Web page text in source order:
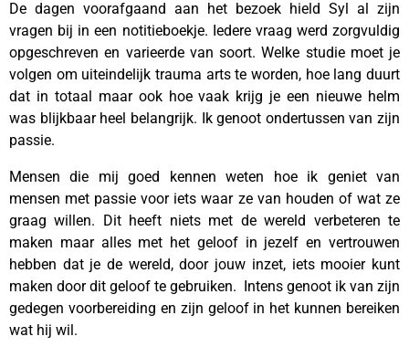
De dagen voorafgaand aan het bezoek hield Syl al zijn
vragen bij in een notitieboekje. Iedere vraag werd zorgvuldig
opgeschreven en varieerde van soort. Welke studie moet je
volgen om uiteindelijk trauma arts te worden, hoe lang duurt
dat in totaal maar ook hoe vaak krijg je een nieuwe helm
was blijkbaar heel belangrijk. Ik genoot ondertussen van zijn
passie.
Mensen die mij goed kennen weten hoe ik geniet van
mensen met passie voor iets waar ze van houden of wat ze
graag willen. Dit heeft niets met de wereld verbeteren te
maken maar alles met het geloof in jezelf en vertrouwen
hebben dat je de wereld, door jouw inzet, iets mooier kunt
maken door dit geloof te gebruiken. Intens genoot ik van zijn
gedegen voorbereiding en zijn geloof in het kunnen bereiken
wat hij wil.